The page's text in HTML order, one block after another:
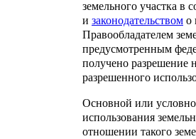
земельного участка в
и законодательством о
Правообладателем
предусмотренным
получено разрешение
разрешенного
Основной или
использования
отношении такого